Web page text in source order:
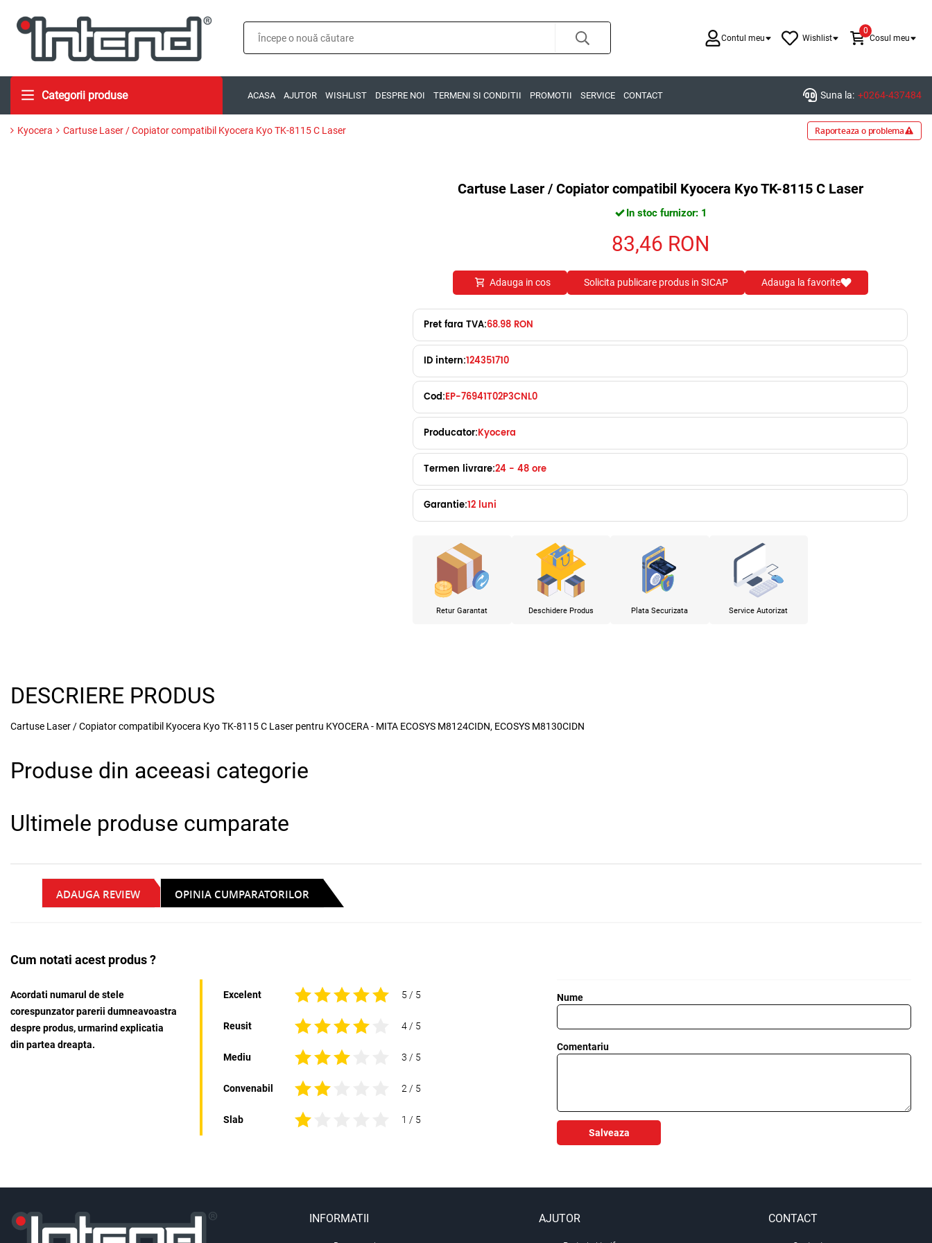
Contul meu Wishlist
0
Cosul meu
Categorii produse ACASA AJUTOR WISHLIST DESPRE NOI TERMENI SI CONDITII PROMOTII SERVICE CONTACT Suna la: +0264-437484
Kyocera Cartuse Laser / Copiator compatibil Kyocera Kyo TK-8115 C Laser Raporteaza o problema
Cartuse Laser / Copiator compatibil Kyocera Kyo TK-8115 C Laser
In stoc furnizor: 1
83,46 RON
Adauga in cos Solicita publicare produs in SICAP Adauga la favorite
Pret fara TVA:68.98 RON
ID intern:124351710
Cod:EP-76941T02P3CNL0
Producator:Kyocera
Termen livrare:24 - 48 ore
Garantie:12 luni
Retur Garantat Deschidere Produs Plata Securizata Service Autorizat
DESCRIERE PRODUS
Cartuse Laser / Copiator compatibil Kyocera Kyo TK-8115 C Laser pentru KYOCERA - MITA ECOSYS M8124CIDN, ECOSYS M8130CIDN
Produse din aceeasi categorie
Ultimele produse cumparate
ADAUGA REVIEW OPINIA CUMPARATORILOR
Cum notati acest produs ?
Acordati numarul de stele
corespunzator parerii dumneavoastra
despre produs, urmarind explicatia
din partea dreapta.
Excelent 5 / 5
Reusit 4 / 5
Mediu 3 / 5
Convenabil 2 / 5
Slab 1 / 5
Nume
Comentariu
Salveaza
x
INFORMATII AJUTOR CONTACT